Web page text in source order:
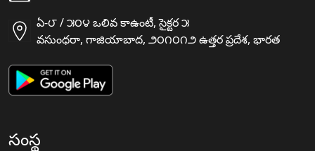
ఏ-౮ / ౫౦౪ ఒలివ కాఉంటీ, సైక్టర ౫
వసుంధరా, గాజియాబాద, ౨౦౧౦౧౨ ఉత్తర ప్రదేశ, భారత
సంస్థ